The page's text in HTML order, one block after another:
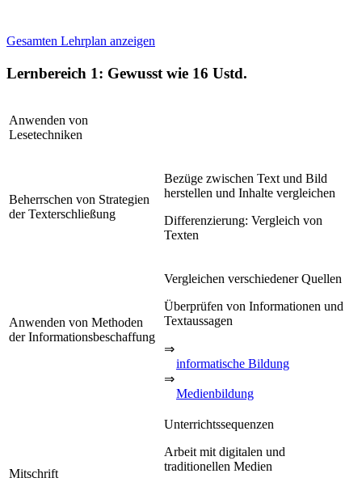
Gesamten Lehrplan anzeigen
Lernbereich 1: Gewusst wie 16 Ustd.
Anwenden von
Lesetechniken
Beherrschen von Strategien
der Texterschließung
Bezüge zwischen Text und Bild
herstellen und Inhalte vergleichen
Differenzierung: Vergleich von
Texten
Anwenden von Methoden
der Informationsbeschaffung
Vergleichen verschiedener Quellen
Überprüfen von Informationen und
Textaussagen
⇒
informatische Bildung
⇒
Medienbildung
Mitschrift
Unterrichtssequenzen
Arbeit mit digitalen und
traditionellen Medien